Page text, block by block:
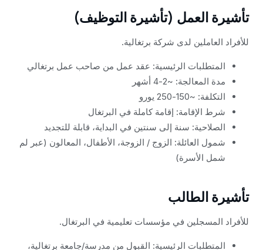
تأشيرة العمل (تأشيرة التوظيف)
للأفراد العاملين لدى شركة برتغالية.
المتطلبات الرئيسية: عقد عمل من صاحب عمل برتغالي
مدة المعالجة: ~2-4 أشهر
التكلفة: ~150-250 يورو
شرط الإقامة: إقامة كاملة في البرتغال
الصلاحية: سنة إلى سنتين في البداية، قابلة للتجديد
شمول العائلة: الزوج / الزوجة، الأطفال، المعالون (عبر لم
شمل الأسرة)
تأشيرة الطالب
للأفراد المسجلين في مؤسسات تعليمية في البرتغال.
المتطلبات الرئيسية: القبول من مدرسة/جامعة برتغالية،